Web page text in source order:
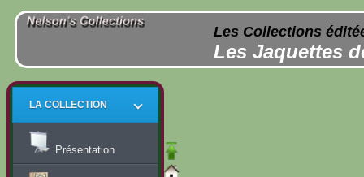
Les Collections
Les Jaquettes
LA COLLECTION
Présentation